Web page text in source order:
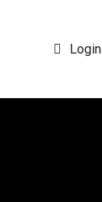
Login